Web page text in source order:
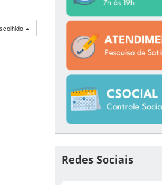
Redes Sociais